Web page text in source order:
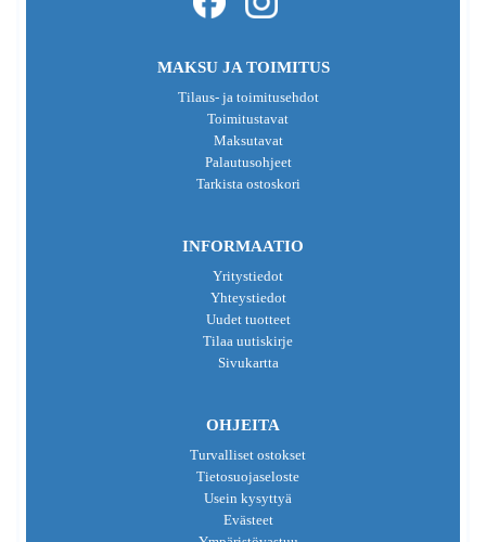
MAKSU JA TOIMITUS
Tilaus- ja toimitusehdot
Toimitustavat
Maksutavat
Palautusohjeet
Tarkista ostoskori
INFORMAATIO
Yritystiedot
Yhteystiedot
Uudet tuotteet
Tilaa uutiskirje
Sivukartta
OHJEITA
Turvalliset ostokset
Tietosuojaseloste
Usein kysyttyä
Evästeet